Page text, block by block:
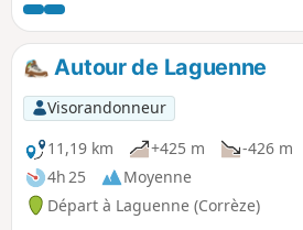
d’une autre époque, et vous attendent.
Autour de Laguenne
Visorandonneur
11,19 km
+425 m
-426 m
4h 25
Moyenne
Départ à Laguenne (Corrèze)